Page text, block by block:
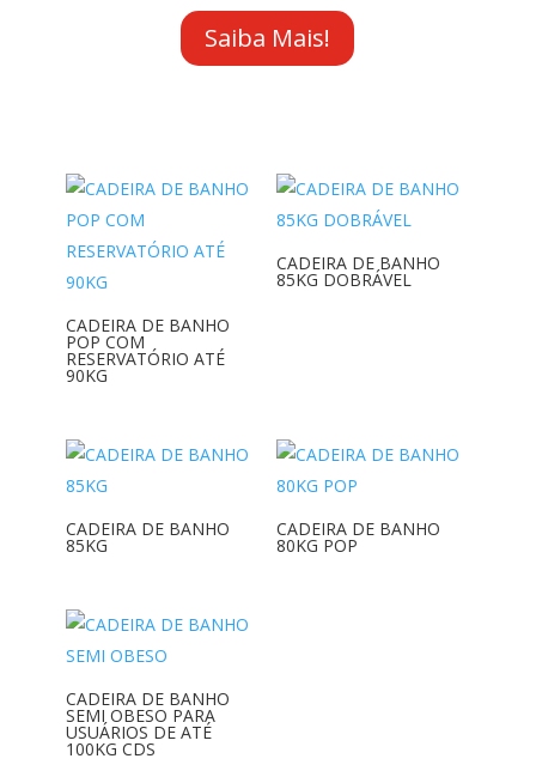
Saiba Mais!
CADEIRA DE BANHO
POP COM
RESERVATÓRIO ATÉ
90KG
CADEIRA DE BANHO
85KG DOBRÁVEL
CADEIRA DE BANHO
85KG
CADEIRA DE BANHO
80KG POP
CADEIRA DE BANHO
SEMI OBESO PARA
USUÁRIOS DE ATÉ
100KG CDS